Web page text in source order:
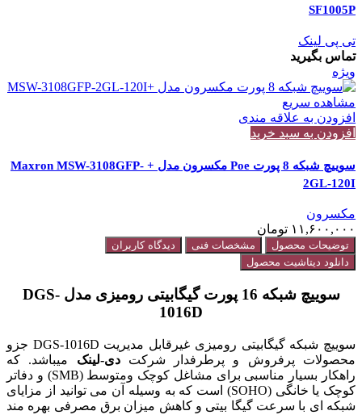
SF1005P
تی پی لینک
تماس بگیرید
ویژه
مشاهده سریع
افزودن به علاقه مندی
افزودن به سبد خرید
سوییچ شبکه 8 پورت Poe مکسرون مدل + Maxron MSW-3108GFP-
2GL-120I
مکسرون
۱۱,۶۰۰,۰۰۰ تومان
توضیحات محصول مشخصات فنی
دیدگاه کاربران
دانلود دیتاشیت محصول
سوییچ شبکه 16 پورت گیگابیتی رومیزی مدل DGS-
1016D
سوییچ شبکه گیگابیتی رومیزی غیرقابل مدیریت DGS-1016D جزو
محصولات پرفروش و پرطرفدار شرکتدی-لینک میباشد. که
راهکار بسیار مناسبی برای مشاغل کوچک ومتوسط (SMB) و دفاتر
کوچک یا خانگی (SOHO) است که به وسیله آن می توانید از مزایای
شبکه ای با سرعت گیگا بیتی و کاهش میزان برق مصرفی بهره مند